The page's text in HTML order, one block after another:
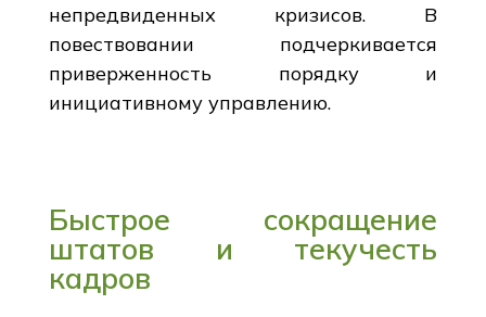
непредвиденных кризисов. В
повествовании подчеркивается
приверженность порядку и
инициативному управлению.
Быстрое сокращение
штатов и текучесть
кадров